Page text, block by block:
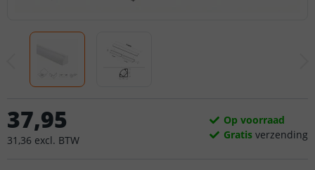
37,95
31 ,36 excl. BTW
Op voorraad
Gratis verzending